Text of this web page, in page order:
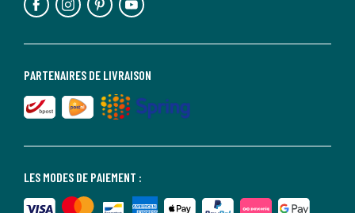
LES MODES DE PAIEMENT :
PARTENAIRES DE LIVRAISON